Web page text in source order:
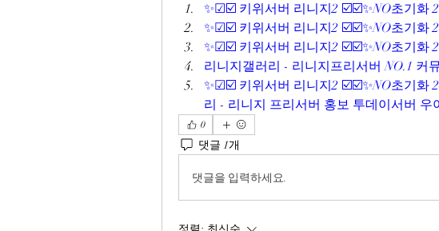
✨☑☑️ 키위서버 리니지2 ☑️☑️✨NO초기화
✨☑☑️ 키위서버 리니지2 ☑️☑️✨NO초기화
✨☑☑️ 키위서버 리니지2 ☑️☑️✨NO초기화
리니지갤러리 - 리니지프리서버 NO.1 커
✨☑☑️ 키위서버 리니지2 ☑️☑️✨NO초기화
리 - 리니지 프리서버 홍보 투데이서버 우
0
댓글 1개
댓글을 입력하세요.